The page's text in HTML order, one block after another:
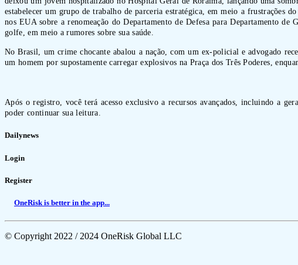
estabelecer um grupo de trabalho de parceria estratégica, em meio a frustrações
nos EUA sobre a renomeação do Departamento de Defesa para Departamento
golfe, em meio a rumores sobre sua saúde.
No Brasil, um crime chocante abalou a nação, com um ex-policial e advogado
um homem por supostamente carregar explosivos na Praça dos Três Poderes,
Após o registro, você terá acesso exclusivo a recursos avançados, incluindo a
poder continuar sua leitura.
Dailynews
Login
Register
OneRisk is better in the app...
© Copyright 2022 / 2024 OneRisk Global LLC